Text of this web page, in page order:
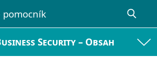
Security – Obsah